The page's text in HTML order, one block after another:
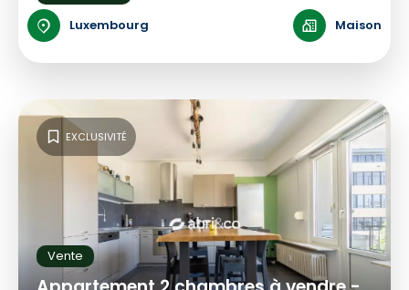
Luxembourg Maison
Vente
EXCLUSIVITÉ